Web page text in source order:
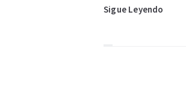
Sigue Leyendo